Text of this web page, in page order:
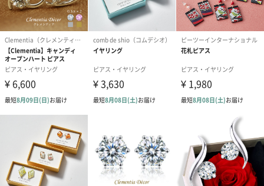
メッセージカード（通常・写真・グリーティング）
誕生日や結婚祝い・出産祝いなど、様々なシーンのメッセージカ
ードを同梱します。
メッセージカードや封筒のデザインは一部変更する場合がありま
す。